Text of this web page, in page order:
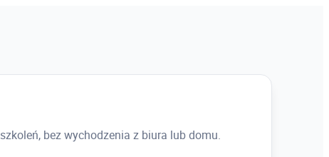
szkoleń, bez wychodzenia z biura lub domu.